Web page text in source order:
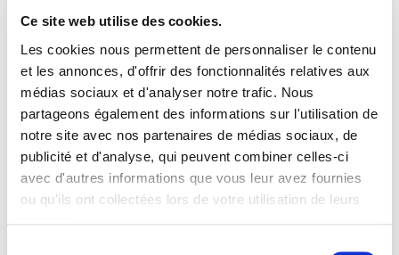
Ce site web utilise des cookies.
Les cookies nous permettent de personnaliser le contenu
et les annonces, d'offrir des fonctionnalités relatives aux
médias sociaux et d'analyser notre trafic. Nous
partageons également des informations sur l'utilisation de
notre site avec nos partenaires de médias sociaux, de
publicité et d'analyse, qui peuvent combiner celles-ci
avec d'autres informations que vous leur avez fournies
ou qu'ils ont collectées lors de votre utilisation de leurs
robots agricoles, neufs ou d’occasions. Elles
commercialisent également les pièces détachées.
Elles assurent non seulement la commercialisation, le
conseil mais aussi la mise en route et l’entretien des
matériels.
Pour remplir leur mission de service,
techniciens spécialisés